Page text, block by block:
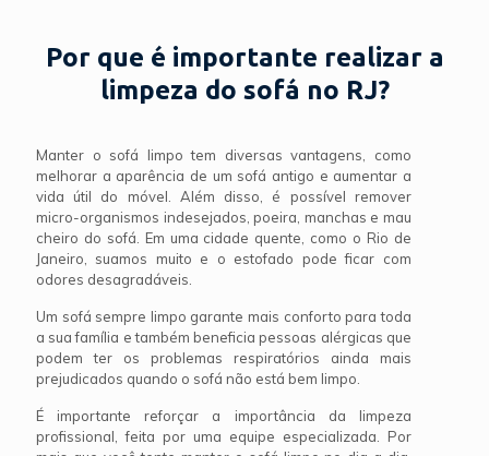
Por que é importante realizar a
limpeza do sofá no RJ?
Manter o sofá limpo tem diversas vantagens, como
melhorar a aparência de um sofá antigo e aumentar a
vida útil do móvel. Além disso, é possível remover
micro-organismos indesejados, poeira, manchas e mau
cheiro do sofá. Em uma cidade quente, como o Rio de
Janeiro, suamos muito e o estofado pode ficar com
odores desagradáveis.
Um sofá sempre limpo garante mais conforto para toda
a sua família e também beneficia pessoas alérgicas que
podem ter os problemas respiratórios ainda mais
prejudicados quando o sofá não está bem limpo.
É importante reforçar a importância da limpeza
profissional, feita por uma equipe especializada. Por